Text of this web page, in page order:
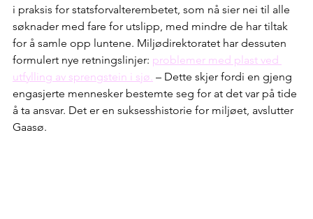
i praksis for statsforvalterembetet, som nå sier nei til alle
søknader med fare for utslipp, med mindre de har tiltak
for å samle opp luntene. Miljødirektoratet har dessuten
formulert nye retningslinjer: problemer med plast ved
utfylling av sprengstein i sjø. – Dette skjer fordi en gjeng
engasjerte mennesker bestemte seg for at det var på tide
å ta ansvar. Det er en suksesshistorie for miljøet, avslutter
Gaasø.